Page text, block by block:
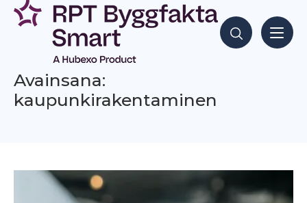
Siirry
sisältöön
Hae sisältöjä
Avainsana:
kaupunkirakentaminen